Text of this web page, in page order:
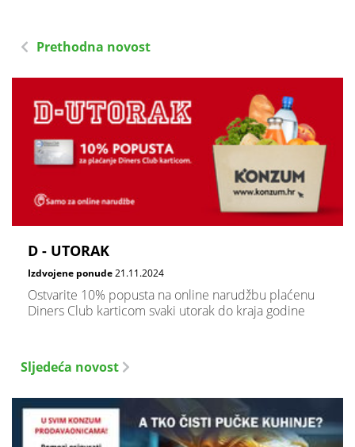
Prethodna novost
D - UTORAK
Izdvojene ponude21.11.2024
Ostvarite 10% popusta na online narudžbu plaćenu
Diners Club karticom svaki utorak do kraja godine
Sljedeća novost